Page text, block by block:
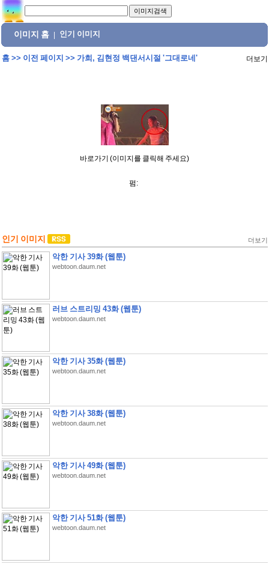
이미지 홈 인기 이미지
홈>> 이전 페이지 >> 가희, 김현정 백댄서시절 '그대로네' 더보기
바로가기 (이미지를 클릭해 주세요)
펌:
인기 이미지 더보기
악한 기사 39화 (웹툰)
webtoon.daum.net
러브 스트리밍 43화 (웹툰)
webtoon.daum.net
악한 기사 35화 (웹툰)
webtoon.daum.net
악한 기사 38화 (웹툰)
webtoon.daum.net
악한 기사 49화 (웹툰)
webtoon.daum.net
악한 기사 51화 (웹툰)
webtoon.daum.net